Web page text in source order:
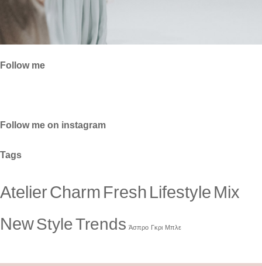
Follow me
Follow me on instagram
Tags
AtelierCharm Fresh Lifestyle Mix
NewStyleTrends Άσπρο Γκρι Μπλε